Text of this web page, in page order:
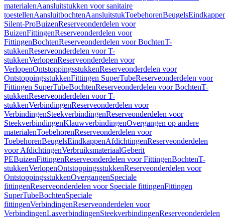
materialenAansluitstukken voor sanitaire
toestellenAansluitbochtenAansluitstukToebehorenBeugels
Silent-ProBuizenReserveonderdelen voor
BuizenFittingenReserveonderdelen voor
FittingenBochtenReserveonderdelen voor BochtenT-
stukkenReserveonderdelen voor T-
stukkenVerlopenReserveonderdelen voor
VerlopenOntstoppingsstukkenReserveonderdelen voor
OntstoppingsstukkenFittingen SuperTubeReserveonderdelen voor
Fittingen SuperTubeBochtenReserveonderdelen voor BochtenT-
stukkenReserveonderdelen voor T-
stukkenVerbindingenReserveonderdelen voor
VerbindingenSteekverbindingenReserveonderdelen voor
SteekverbindingenKlauwverbindingenOvergangen op andere
materialenToebehorenReserveonderdelen voor
ToebehorenBeugelsEindkappenAfdichtingenReserveonderdelen
voor AfdichtingenVerbruiksmateriaalGeberit
PEBuizenFittingenReserveonderdelen voor FittingenBochtenT-
stukkenVerlopenOntstoppingsstukkenReserveonderdelen voor
OntstoppingsstukkenOvergangenSpeciale
fittingenReserveonderdelen voor Speciale fittingenFittingen
SuperTubeBochtenSpeciale
fittingenVerbindingenReserveonderdelen voor
VerbindingenLasverbindingenSteekverbindingenReserveonderdelen